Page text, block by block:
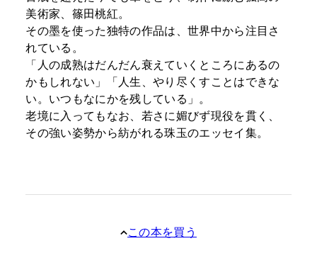
美術家、篠田桃紅。
その墨を使った独特の作品は、世界中から注目さ
れている。
「人の成熟はだんだん衰えていくところにあるの
かもしれない」「人生、やり尽くすことはできな
い。いつもなにかを残している」。
老境に入ってもなお、若さに媚びず現役を貫く、
その強い姿勢から紡がれる珠玉のエッセイ集。
この本を買う